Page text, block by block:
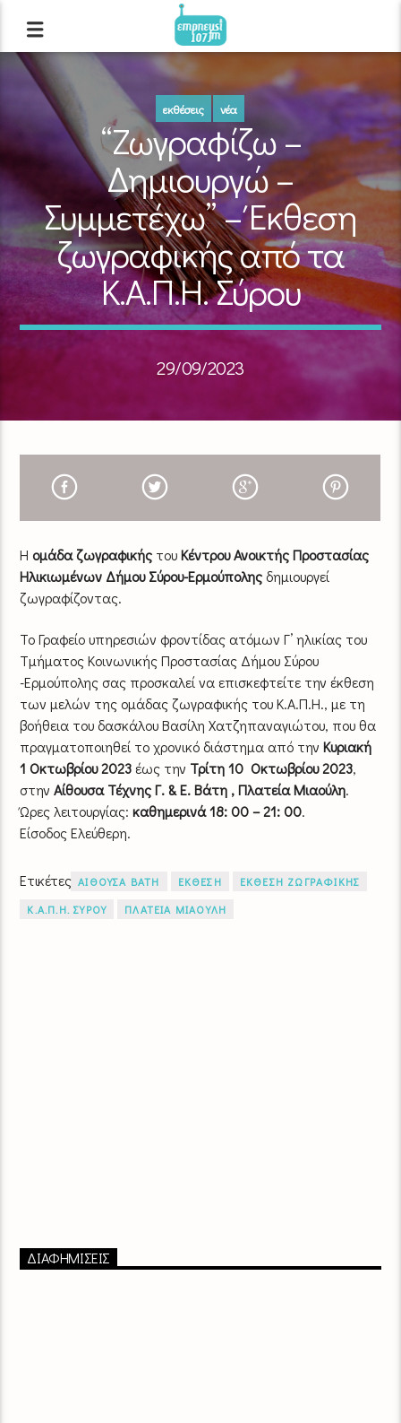
εκθέσεις νέα
“Ζωγραφίζω –
Δημιουργώ –
Συμμετέχω” – Έκθεση
ζωγραφικής από τα
Κ.Α.Π.Η. Σύρου
29/09/2023
Ηομάδα ζωγραφικής τουΚέντρου Ανοικτής Προστασίας
Ηλικιωμένων Δήμου Σύρου-Ερμούπολης δημιουργεί
ζωγραφίζοντας.
Το Γραφείο υπηρεσιών φροντίδας ατόμων Γ’ ηλικίας του
Τμήματος Κοινωνικής Προστασίας Δήμου Σύρου
-Ερμούπολης σας προσκαλεί να επισκεφτείτε την έκθεση
των μελών της ομάδας ζωγραφικής του Κ.Α.Π.Η., με τη
βοήθεια του δασκάλου Βασίλη Χατζηπαναγιώτου, που θα
πραγματοποιηθεί το χρονικό διάστημα από τηνΚυριακή
1 Οκτωβρίου 2023έως την Τρίτη 10 Οκτωβρίου 2023,
στηνΑίθουσα Τέχνης Γ. & Ε. Βάτη , Πλατεία Μιαούλη.
Ώρες λειτουργίας:καθημερινά 18: 00 – 21: 00.
Είσοδος Ελεύθερη.
Ετικέτες ΑΙΘΟΥΣΑ ΒΑΤΗ ΕΚΘΕΣΗ
ΕΚΘΕΣΗ ΖΩΓΡΑΦΙΚΗΣ
Κ.Α.Π.Η. ΣΥΡΟΥ
ΠΛΑΤΕΙΑ ΜΙΑΟΥΛΗ
ΔΙΑΦΗΜΙΣΕΙΣ